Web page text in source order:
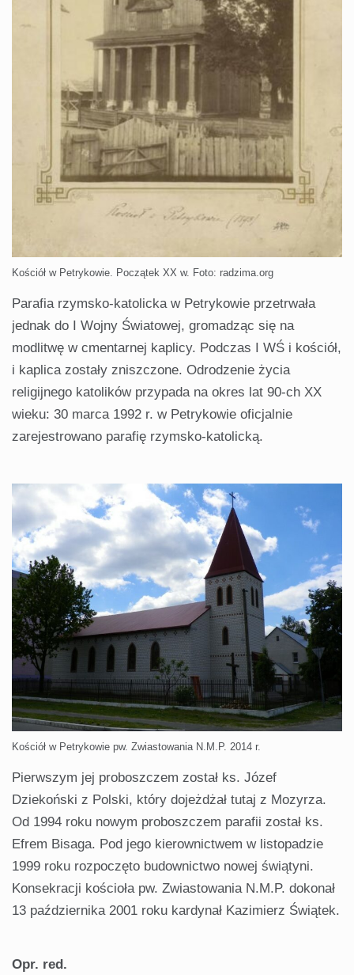
Kościół w Petrykowie. Początek XX w. Foto: radzima.org
Parafia rzymsko-katolicka w Petrykowie przetrwała
jednak do I Wojny Światowej, gromadząc się na
modlitwę w cmentarnej kaplicy. Podczas I WŚ i kościół,
i kaplica zostały zniszczone. Odrodzenie życia
religijnego katolików przypada na okres lat 90-ch XX
wieku: 30 marca 1992 r. w Petrykowie oficjalnie
zarejestrowano parafię rzymsko-katolicką.
Kościół w Petrykowie pw. Zwiastowania N.M.P. 2014 r.
Pierwszym jej proboszczem został ks. Józef
Dziekoński z Polski, który dojeżdżał tutaj z Mozyrza.
Od 1994 roku nowym proboszczem parafii został ks.
Efrem Bisaga. Pod jego kierownictwem w listopadzie
1999 roku rozpoczęto budownictwo nowej świątyni.
Konsekracji kościoła pw. Zwiastowania N.M.P. dokonał
13 października 2001 roku kardynał Kazimierz Świątek.
Opr. red.